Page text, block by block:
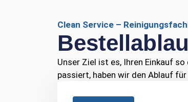
Clean Service –
Unser Ziel ist es, Ihren Einkauf
passiert, haben wir den Ablauf